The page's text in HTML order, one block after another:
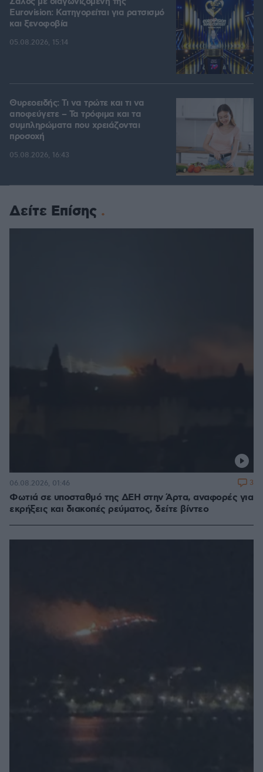
Eurovision: Κατηγορείται για ρατσισμό
και ξενοφοβία
05.08.2026, 15:14
Θυρεοειδής: Τι να τρώτε και τι να
αποφεύγετε – Τα τρόφιμα και τα
συμπληρώματα που χρειάζονται
προσοχή
05.08.2026, 16:43
Δείτε Επίσης
Φωτιά σε υποσταθμό της ΔΕΗ στην Άρτα, αναφορές για
εκρήξεις και διακοπές ρεύματος, δείτε βίντεο
06.08.2026, 01:46 3